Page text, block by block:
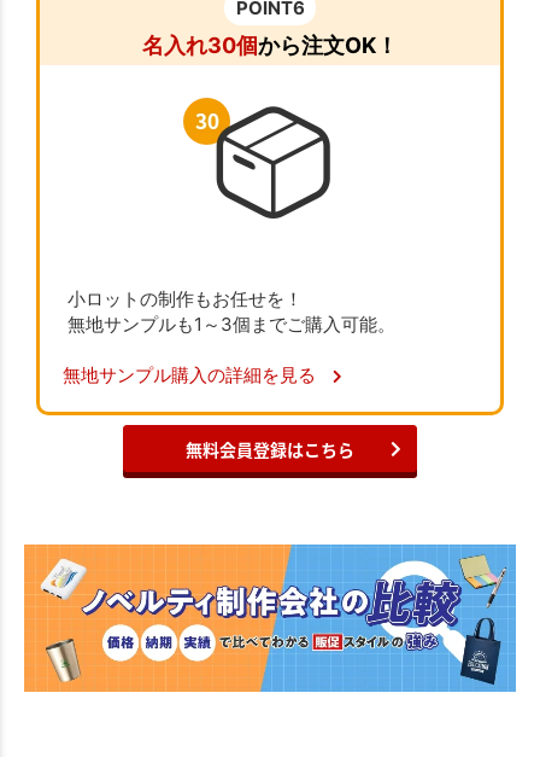
POINT6
名入れ30個から注文OK！
小ロットの制作もお任せを！
無地サンプルも1～3個までご購入可能。
無地サンプル購入の詳細を見る
無料会員登録はこちら